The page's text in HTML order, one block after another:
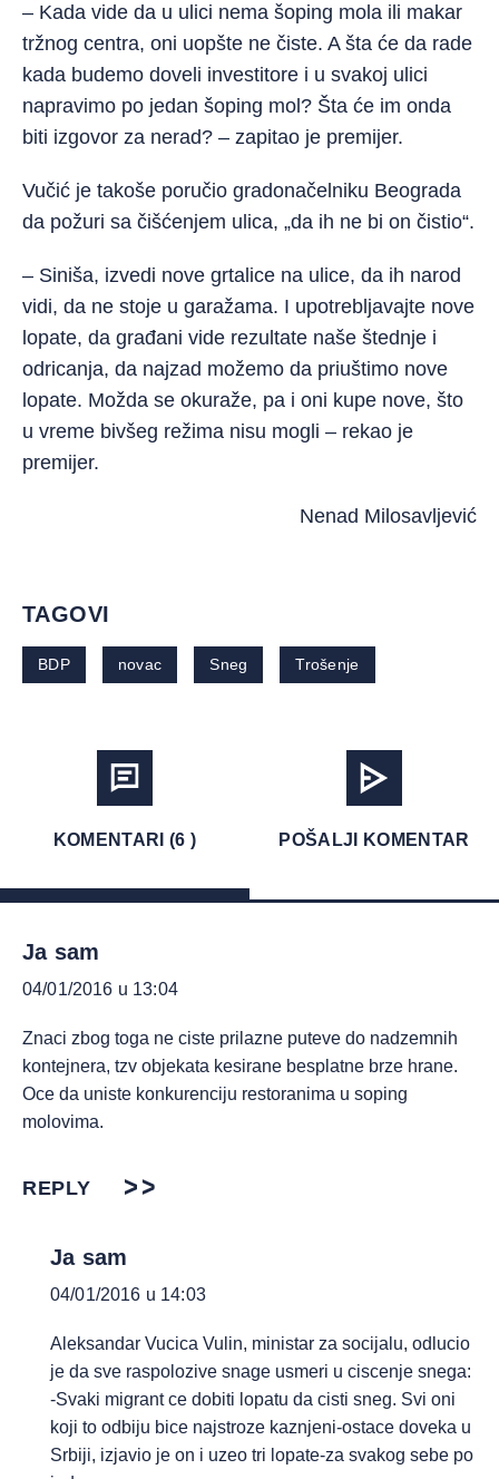
– Kada vide da u ulici nema šoping mola ili makar
tržnog centra, oni uopšte ne čiste. A šta će da rade
kada budemo doveli investitore i u svakoj ulici
napravimo po jedan šoping mol? Šta će im onda
biti izgovor za nerad? – zapitao je premijer.
Vučić je takoše poručio gradonačelniku Beograda
da požuri sa čišćenjem ulica, „da ih ne bi on čistio“.
– Siniša, izvedi nove grtalice na ulice, da ih narod
vidi, da ne stoje u garažama. I upotrebljavajte nove
lopate, da građani vide rezultate naše štednje i
odricanja, da najzad možemo da priuštimo nove
lopate. Možda se okuraže, pa i oni kupe nove, što
u vreme bivšeg režima nisu mogli – rekao je
premijer.
Nenad Milosavljević
TAGOVI
BDP novac Sneg Trošenje
KOMENTARI (6 ) POŠALJI KOMENTAR
Ja sam
04/01/2016 u 13:04
Znaci zbog toga ne ciste prilazne puteve do nadzemnih
kontejnera, tzv objekata kesirane besplatne brze hrane.
Oce da uniste konkurenciju restoranima u soping
molovima.
REPLY
Ja sam
04/01/2016 u 14:03
Aleksandar Vucica Vulin, ministar za socijalu, odlucio
je da sve raspolozive snage usmeri u ciscenje snega:
-Svaki migrant ce dobiti lopatu da cisti sneg. Svi oni
koji to odbiju bice najstroze kaznjeni-ostace doveka u
Srbiji, izjavio je on i uzeo tri lopate-za svakog sebe po